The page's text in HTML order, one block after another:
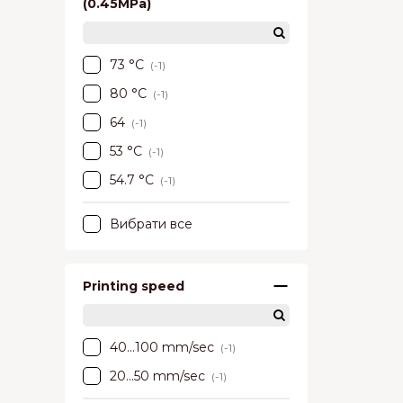
(0.45MPa)
73 °C (-1)
80 °C (-1)
64 (-1)
53 °C (-1)
54.7 °C (-1)
Вибрати все
Printing speed
40...100 mm/sec (-1)
20...50 mm/sec (-1)